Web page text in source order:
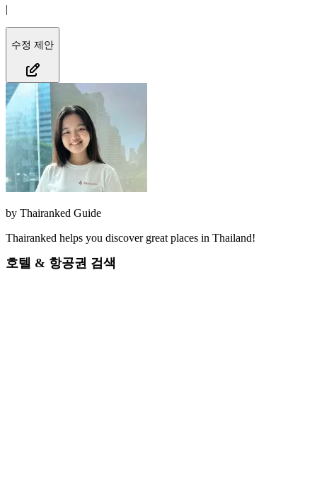
|
수정 제안
by Thairanked Guide
Thairanked helps you discover great places in Thailand!
호텔 & 항공권 검색